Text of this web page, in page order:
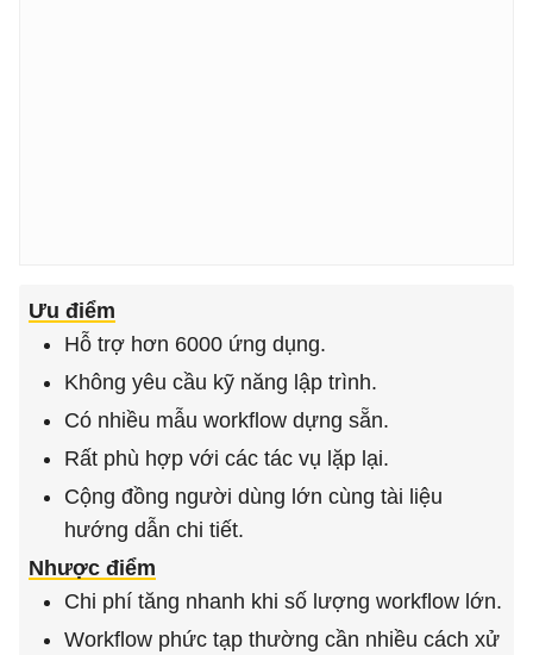
Ưu điểm
Hỗ trợ hơn 6000 ứng dụng.
Không yêu cầu kỹ năng lập trình.
Có nhiều mẫu workflow dựng sẵn.
Rất phù hợp với các tác vụ lặp lại.
Cộng đồng người dùng lớn cùng tài liệu
hướng dẫn chi tiết.
Nhược điểm
Chi phí tăng nhanh khi số lượng workflow lớn.
Workflow phức tạp thường cần nhiều cách xử